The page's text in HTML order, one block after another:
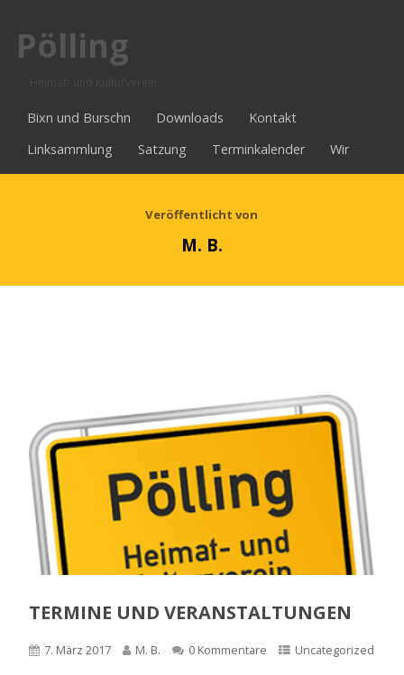
Pölling
Bixn und Burschn Downloads
Kontakt
Linksammlung
Satzung Terminkalender Wir
Veröffentlicht von
M. B.
TERMINE UND VERANSTALTUNGEN
7. März 2017 M. B. 0 Kommentare Uncategorized